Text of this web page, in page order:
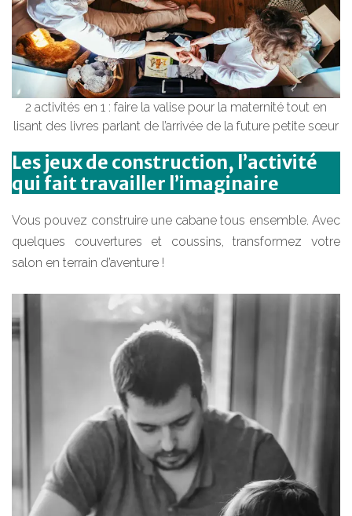
2 activités en 1 : faire la valise pour la maternité tout en
lisant des livres parlant de l’arrivée de la future petite sœur
Les jeux de construction, l’activité
qui fait travailler l’imaginaire
Vous pouvez construire une cabane tous ensemble. Avec
quelques couvertures et coussins, transformez votre
salon en terrain d’aventure !